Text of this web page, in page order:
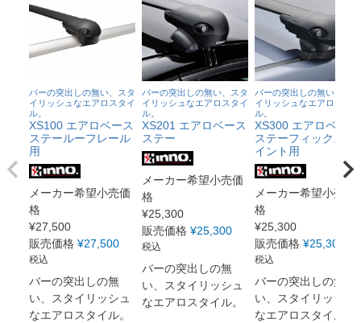
バーの突出しの無い、スタ
イリッシュなエアロスタイ
ル。
XS100 エアロベース
ステールーフレール
用
メーカー希望小売価
格
¥27,500
販売価格 ¥27,500
税込
バーの突出しの無
い、スタイリッシュ
なエアロスタイル。
バーの突出しの無い、スタ
イリッシュなエアロスタイ
ル。
XS201 エアロベース
ステー
メーカー希望小売価
格
¥25,300
販売価格 ¥25,300
税込
バーの突出しの無
い、スタイリッシュ
なエアロスタイル。
バーの突出しの無い、スタ
イリッシュなエアロスタイ
ル。
XS300 エアロベース
ステーフィックスポ
イント用
メーカー希望小売価
格
¥25,300
販売価格 ¥25,300
税込
バーの突出しの無
い、スタイリッシュ
なエアロスタイル。